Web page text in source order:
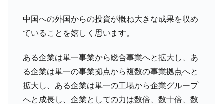
中国への外国からの投資が概ね大きな成果を収め
ていることを嬉しく思います。
ある企業は単一事業から総合事業へと拡大し、あ
る企業は単一の事業拠点から複数の事業拠点へと
拡大し、ある企業は単一の工場から企業グループ
へと成長し、企業としての力は数倍、数十倍、数